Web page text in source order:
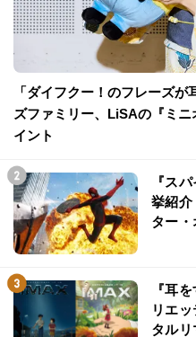
「ダイフクー！のフレーズ
ズファミリー、LiSAの『ミ
イント
『ス
挙紹介
ター
『耳
リエ
タルリ